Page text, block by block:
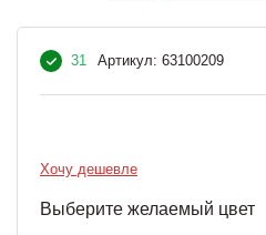
31 Артикул: 63100209
Хочу дешевле
Выберите желаемый цвет